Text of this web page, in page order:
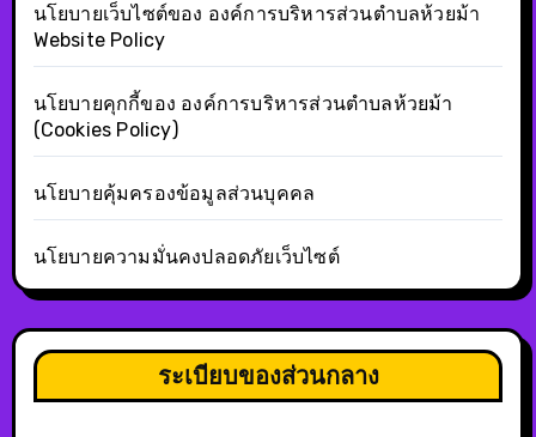
นโยบายเว็บไซต์ของ องค์การบริหารส่วนตำบลห้วยม้า
Website Policy
นโยบายคุกกี้ของ องค์การบริหารส่วนตำบลห้วยม้า
(Cookies Policy)
นโยบายคุ้มครองข้อมูลส่วนบุคคล
นโยบายความมั่นคงปลอดภัยเว็บไซต์
ระเบียบของส่วนกลาง